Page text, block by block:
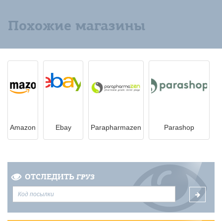
Похожие магазины
Amazon Ebay Parapharmazen Parashop
ОТСЛЕДИТЬ ГРУЗ